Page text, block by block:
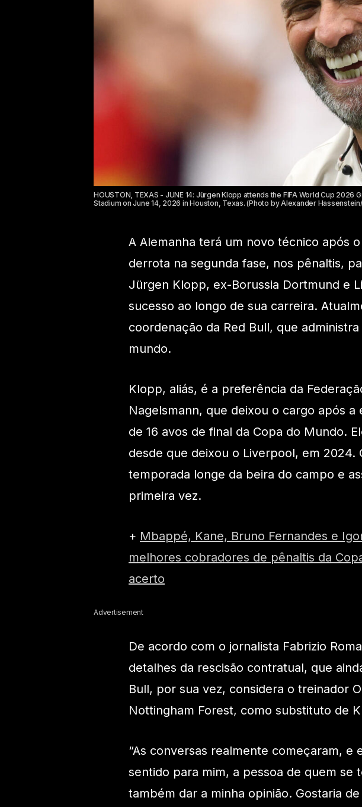
HOUSTON, TEXAS - JUNE 14: Jürgen Klopp attends the FIFA World Cup 2026
Stadium on June 14, 2026 in Houston, Texas. (Photo by Alexander
A Alemanha terá um novo técnico após
derrota na segunda fase, nos pênaltis,
Jürgen Klopp, ex-Borussia Dortmund e
sucesso ao longo de sua carreira.
coordenação da Red Bull, que
mundo.
Klopp, aliás, é a preferência da
Nagelsmann, que deixou o cargo após a
de 16 avos de final da Copa do Mundo.
desde que deixou o Liverpool, em 2024.
temporada longe da beira do campo e
primeira vez.
+ Mbappé, Kane, Bruno Fernandes e
melhores cobradores de pênaltis da
acerto
Advertisement
De acordo com o jornalista Fabrizio
detalhes da rescisão contratual, que
Bull, por sua vez, considera o treinador
Nottingham Forest, como substituto de
“As conversas realmente começaram, e
sentido para mim, a pessoa de quem se
também dar a minha opinião. Gostaria